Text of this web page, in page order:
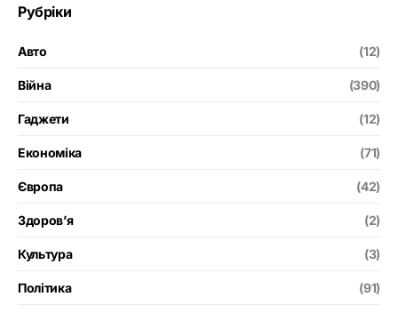
Рубріки
Авто (12)
Війна (390)
Гаджети (12)
Економіка (71)
Європа (42)
Здоров’я (2)
Культура (3)
Політика (91)